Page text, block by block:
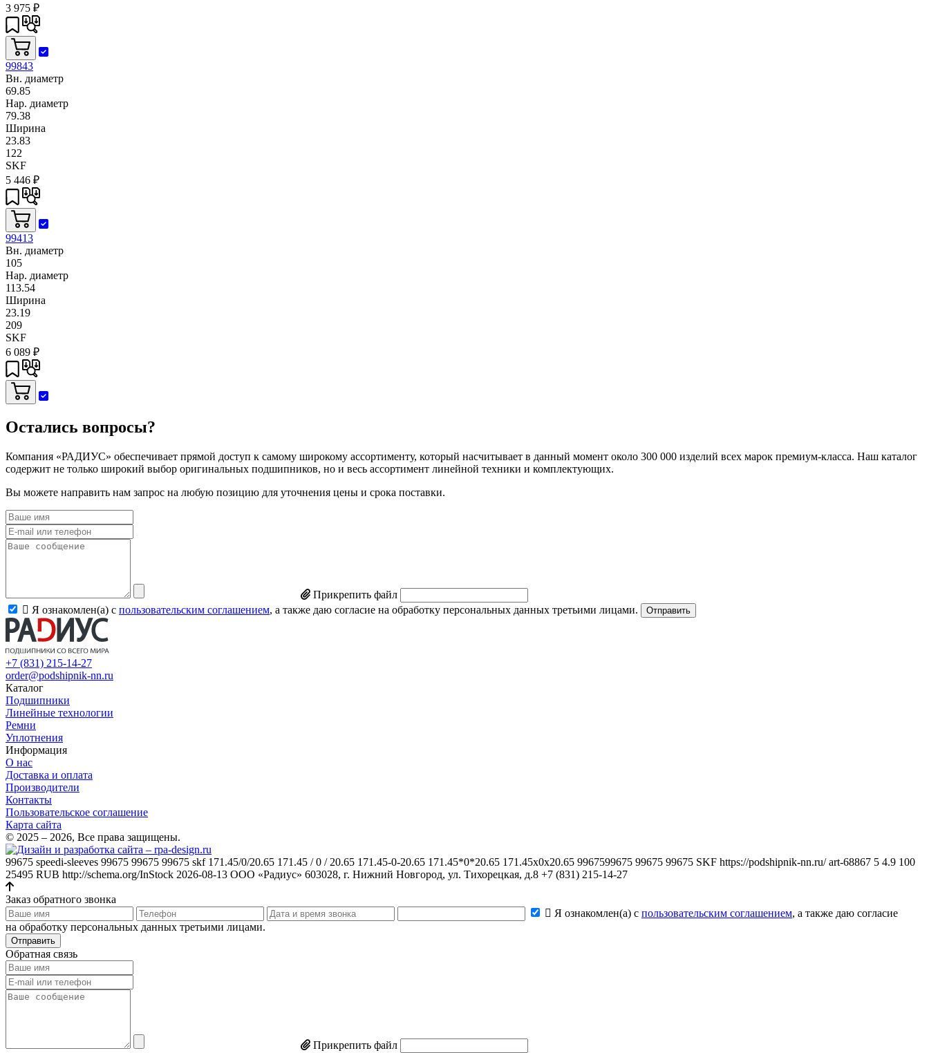
3 975 ₽
99843
Вн. диаметр
69.85
Нар. диаметр
79.38
Ширина
23.83
122
SKF
5 446 ₽
99413
Вн. диаметр
105
Нар. диаметр
113.54
Ширина
23.19
209
SKF
6 089 ₽
Остались вопросы?
Компания «РАДИУС» обеспечивает прямой доступ к самому широкому ассортименту, который насчитывает в данный момент около 300 000 изделий всех марок премиум-класса. Наш каталог
содержит не только широкий выбор оригинальных подшипников, но и весь ассортимент линейной техники и комплектующих.
Вы можете направить нам запрос на любую позицию для уточнения цены и срока поставки.
Прикрепить файл
Я ознакомлен(а) с пользовательским соглашением, а также даю согласие на обработку персональных данных третьими лицами. Отправить
+7 (831) 215-14-27
order@podshipnik-nn.ru
Каталог
Подшипники
Линейные технологии
Ремни
Уплотнения
Информация
О нас
Доставка и оплата
Производители
Контакты
Пользовательское соглашение
Карта сайта
© 2025 – 2026, Все права защищены.
99675 speedi-sleeves 99675 99675 99675 skf 171.45/0/20.65 171.45 / 0 / 20.65 171.45-0-20.65 171.45*0*20.65 171.45x0x20.65 9967599675 99675 99675 SKF https://podshipnik-nn.ru/ art-68867 5 4.9 100
25495 RUB http://schema.org/InStock 2026-08-13 ООО «Радиус» 603028, г. Нижний Новгород, ул. Тихорецкая, д.8 +7 (831) 215-14-27
Заказ обратного звонка
Я ознакомлен(а) с пользовательским соглашением, а также даю согласие
на обработку персональных данных третьими лицами.
Отправить
Обратная связь
Прикрепить файл